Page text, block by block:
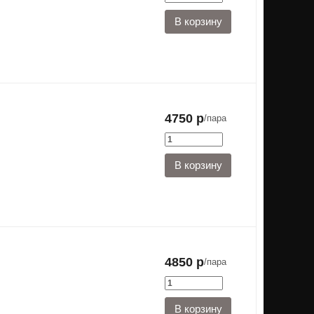
4750 р/пара
4850 р/пара